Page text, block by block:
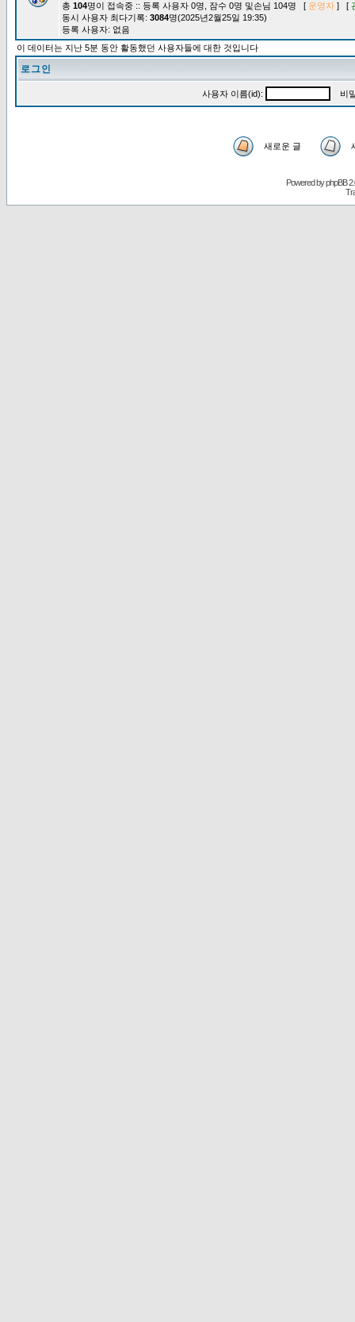
총 104명이 접속중 :: 등록 사용자 0명, 잠수 0명 및손님 104명 [ 운영자 ] [
동시 사용자 최다기록: 3084명(2025년2월25일 19:35)
등록 사용자: 없음
이 데이터는 지난 5분 동안 활동했던 사용자들에 대한 것입니다
로그인
사용자 이름(id): 비
새로운 글
Powered byphpBB